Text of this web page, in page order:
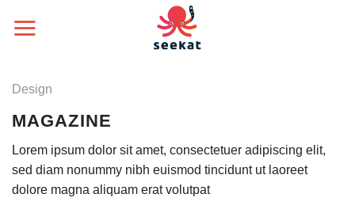
Design
MAGAZINE
Lorem ipsum dolor sit amet, consectetuer adipiscing elit,
sed diam nonummy nibh euismod tincidunt ut laoreet
dolore magna aliquam erat volutpat